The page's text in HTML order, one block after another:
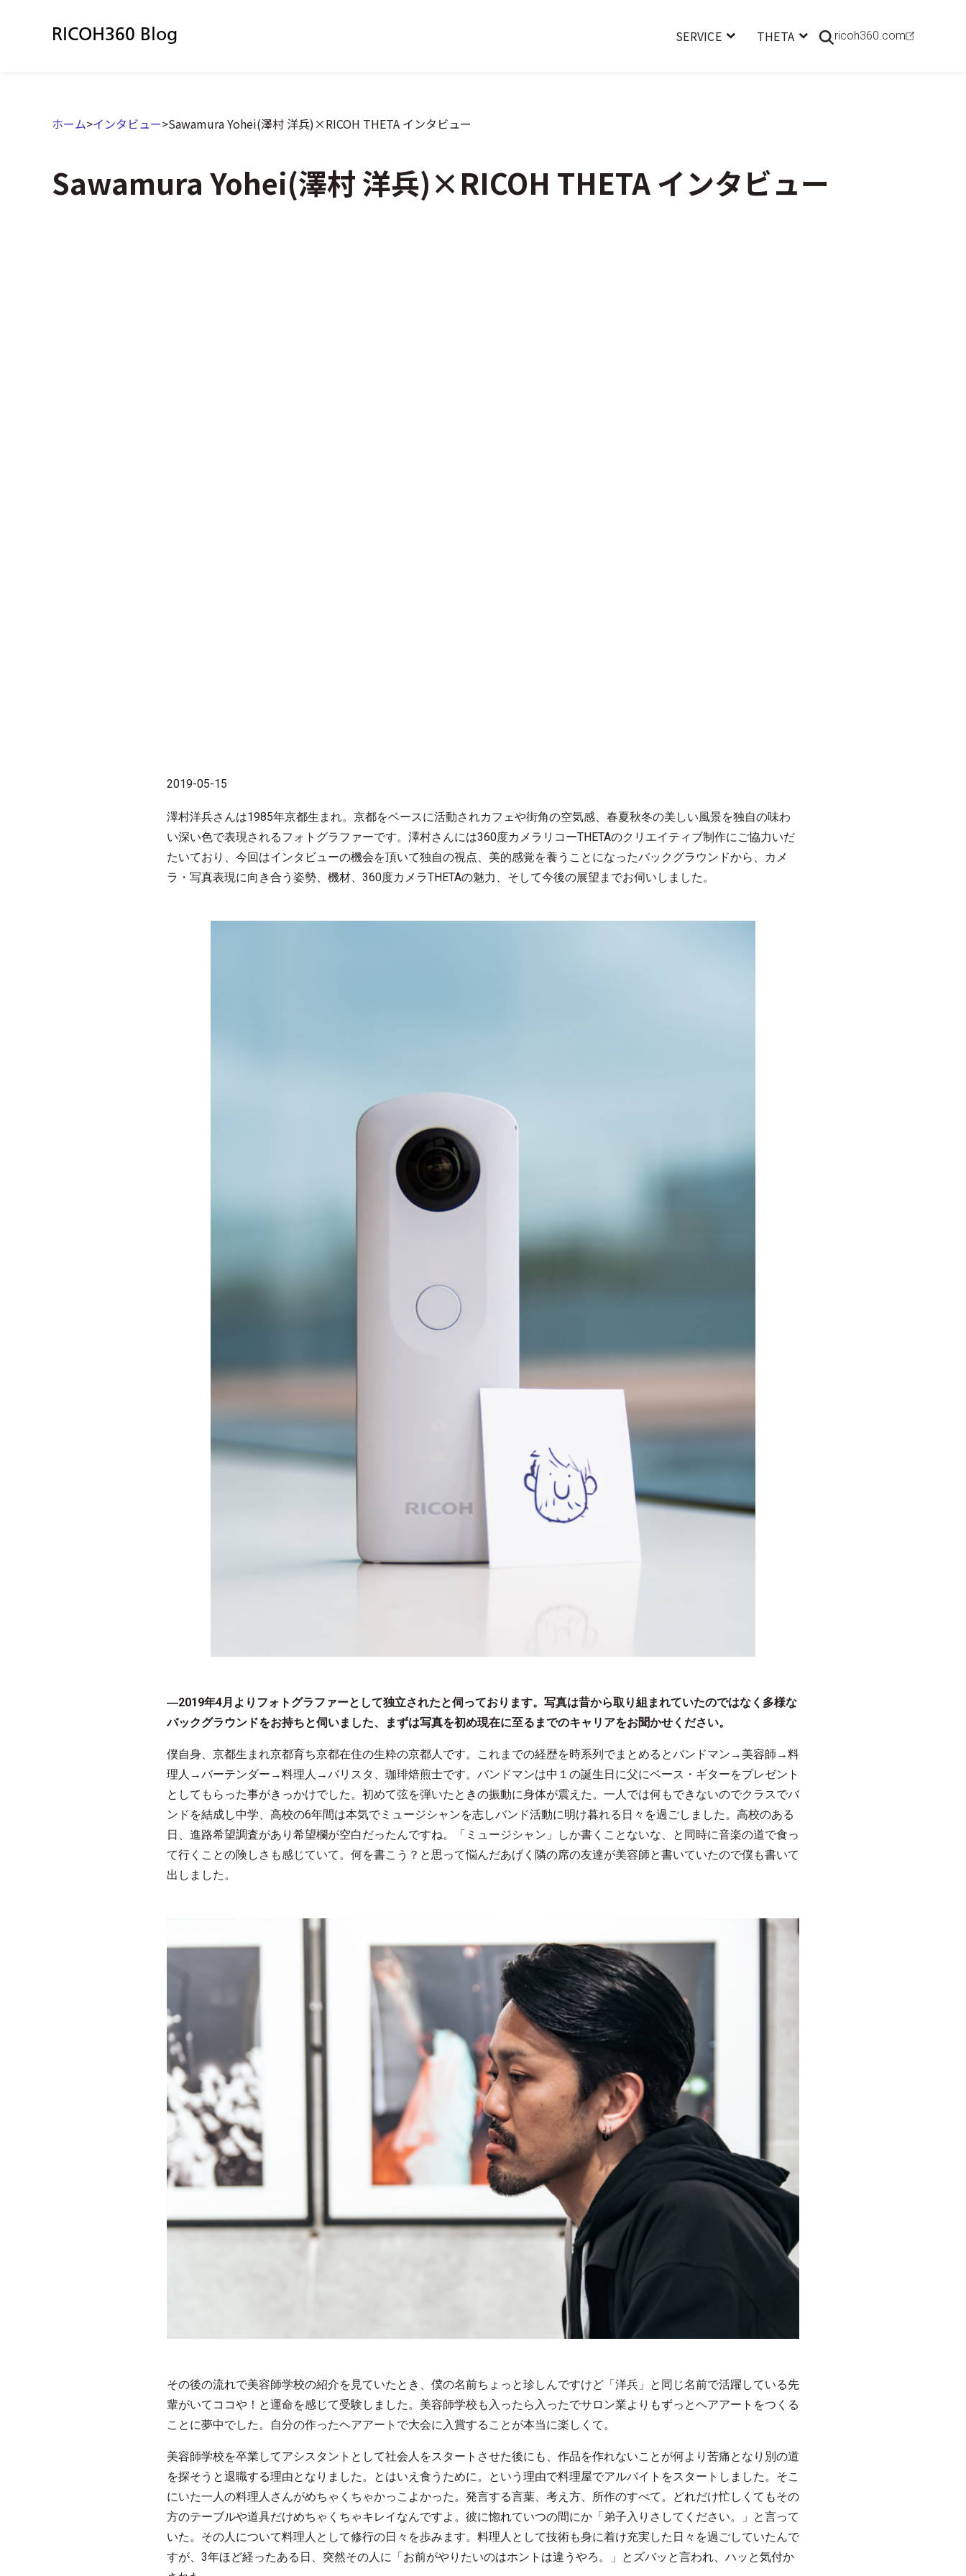
RICOH360 Blog SERVICE THETA ricoh360.com
ホーム>インタビュー>Sawamura Yohei(澤村 洋兵)×RICOH THETA インタビュー
Sawamura Yohei(澤村 洋兵)×RICOH THETA インタビュー
2019-05-15
澤村洋兵さんは1985年京都生まれ。京都をベースに活動されカフェや街角の空気感、春夏秋冬の美しい風景を独自の味わ
い深い色で表現されるフォトグラファーです。澤村さんには360度カメラリコーTHETAのクリエイティブ制作にご協力いだ
たいており、今回はインタビューの機会を頂いて独自の視点、美的感覚を養うことになったバックグラウンドから、カメ
ラ・写真表現に向き合う姿勢、機材、360度カメラTHETAの魅力、そして今後の展望までお伺いしました。
―2019年4月よりフォトグラファーとして独立されたと伺っております。写真は昔から取り組まれていたのではなく多様な
バックグラウンドをお持ちと伺いました、まずは写真を初め現在に至るまでのキャリアをお聞かせください。
僕自身、京都生まれ京都育ち京都在住の生粋の京都人です。これまでの経歴を時系列でまとめるとバンドマン→美容師→料
理人→バーテンダー→料理人→バリスタ、珈琲焙煎士です。バンドマンは中１の誕生日に父にベース・ギターをプレゼント
としてもらった事がきっかけでした。初めて弦を弾いたときの振動に身体が震えた。一人では何もできないのでクラスでバ
ンドを結成し中学、高校の6年間は本気でミュージシャンを志しバンド活動に明け暮れる日々を過ごしました。高校のある
日、進路希望調査があり希望欄が空白だったんですね。「ミュージシャン」しか書くことないな、と同時に音楽の道で食っ
て行くことの険しさも感じていて。何を書こう？と思って悩んだあげく隣の席の友達が美容師と書いていたので僕も書いて
出しました。
その後の流れで美容師学校の紹介を見ていたとき、僕の名前ちょっと珍しんですけど「洋兵」と同じ名前で活躍している先
輩がいてココや！と運命を感じて受験しました。美容師学校も入ったら入ったでサロン業よりもずっとヘアアートをつくる
ことに夢中でした。自分の作ったヘアアートで大会に入賞することが本当に楽しくて。
美容師学校を卒業してアシスタントとして社会人をスタートさせた後にも、作品を作れないことが何より苦痛となり別の道
を探そうと退職する理由となりました。とはいえ食うために。という理由で料理屋でアルバイトをスタートしました。そこ
にいた一人の料理人さんがめちゃくちゃかっこよかった。発言する言葉、考え方、所作のすべて。どれだけ忙しくてもその
方のテーブルや道具だけめちゃくちゃキレイなんですよ。彼に惚れていつの間にか「弟子入りさしてください。」と言って
いた。その人について料理人として修行の日々を歩みます。料理人として技術も身に着け充実した日々を過ごしていたんで
すが、3年ほど経ったある日、突然その人に「お前がやりたいのはホントは違うやろ。」とズバッと言われ、ハッと気付か